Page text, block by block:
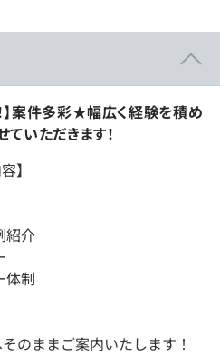
】案件多彩★幅広く経験を積め
いただきます！
】
紹介
体制
のままご案内いたします！